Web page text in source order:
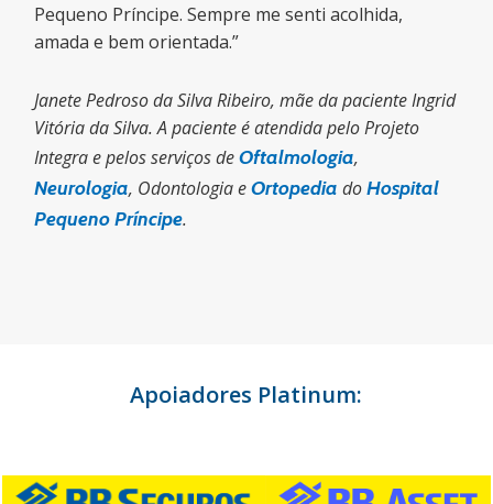
Pequeno Príncipe. Sempre me senti acolhida,
amada e bem orientada.”
Janete Pedroso da Silva Ribeiro, mãe da paciente Ingrid
Vitória da Silva. A paciente é atendida pelo Projeto
Integra e pelos serviços deOftalmologia,
Neurologia, Odontologia eOrtopedia doHospital
Pequeno Príncipe.
Apoiadores Platinum: